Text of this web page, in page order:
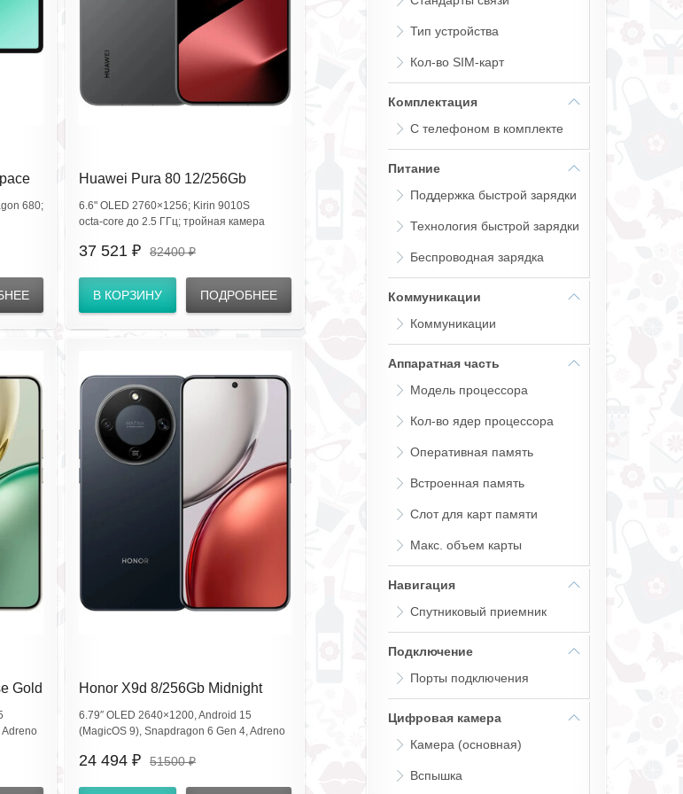
680;
Huawei Pura 80 12/256Gb
Frosted Black HED-LX9 EAC
6.6" OLED 2760×1256; Kirin 9010S
octa‑core до 2.5 ГГц; тройная камера
беспроводная; Android 15 EMUI15; Wi‑Fi
37 521 ₽ 82400 ₽
В КОРЗИНУ ПОДРОБНЕЕ
Gold
Adreno
Honor X9d 8/256Gb Midnight
Black MTN-NX1 (EAC)
6.79″ OLED 2640×1200, Android 15
(MagicOS 9), Snapdragon 6 Gen 4, Adreno
Мп, батарея 8300 мА·ч, 66W
24 494 ₽ 51500 ₽
Тип устройства
Кол-во SIM-карт
Комплектация
С телефоном в комплекте
Питание
Поддержка быстрой зарядки
Технология быстрой зарядки
Беспроводная зарядка
Коммуникации
Коммуникации
Аппаратная часть
Модель процессора
Кол-во ядер процессора
Оперативная память
Встроенная память
Слот для карт памяти
Макс. объем карты
Навигация
Спутниковый приемник
Подключение
Порты подключения
Цифровая камера
Камера (основная)
Вспышка